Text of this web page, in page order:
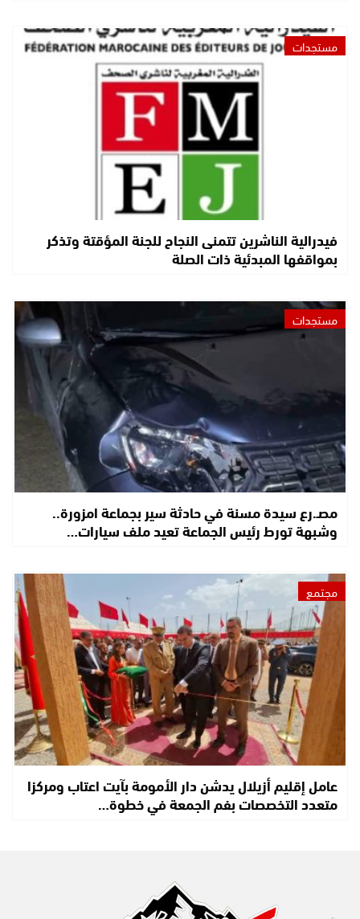
مستجدات
فيدرالية الناشرين تتمنى النجاح للجنة المؤقتة وتذكر
بمواقفها المبدئية ذات الصلة
مستجدات
مصـ.رع سيدة مسنة في حادثة سير بجماعة امزورة..
وشبهة تورط رئيس الجماعة تعيد ملف سيارات…
مجتمع
عامل إقليم أزيلال يدشن دار الأمومة بآيت اعتاب ومركزا
متعدد التخصصات بفم الجمعة في خطوة…